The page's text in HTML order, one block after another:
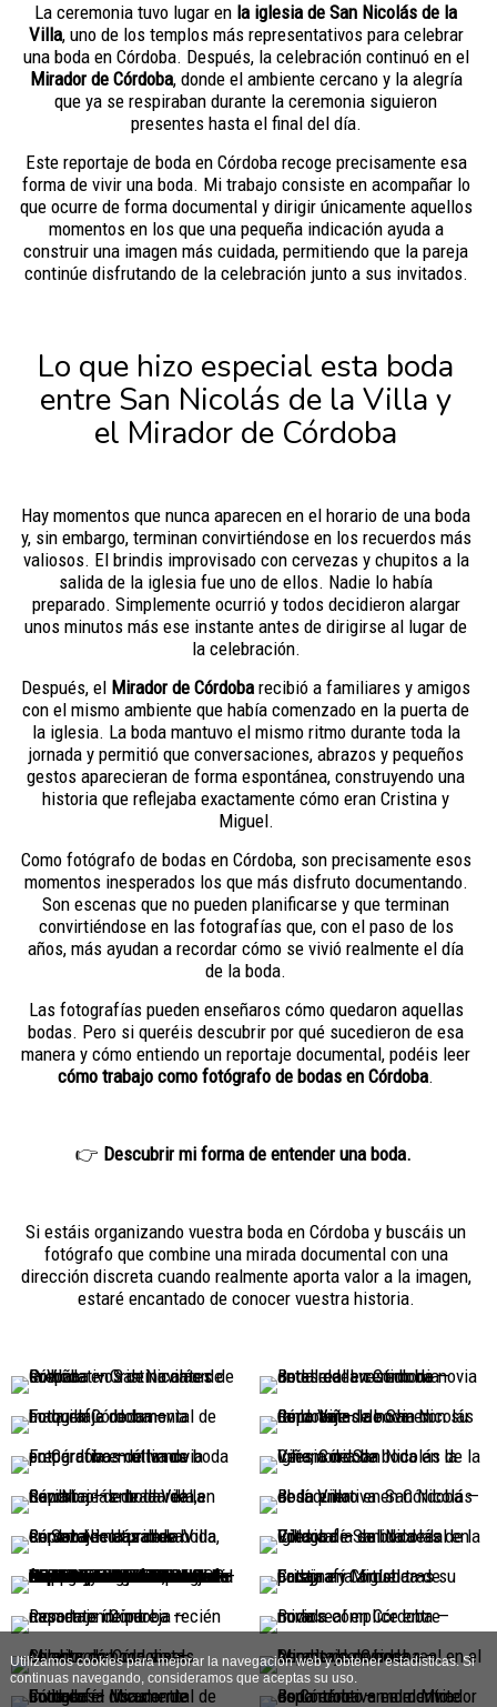
La ceremonia tuvo lugar en la iglesia de San Nicolás de la
Villa, uno de los templos más representativos para celebrar
una boda en Córdoba. Después, la celebración continuó en el
Mirador de Córdoba, donde el ambiente cercano y la alegría
que ya se respiraban durante la ceremonia siguieron
presentes hasta el final del día.
Este reportaje de boda en Córdoba recoge precisamente esa
forma de vivir una boda. Mi trabajo consiste en acompañar lo
que ocurre de forma documental y dirigir únicamente aquellos
momentos en los que una pequeña indicación ayuda a
construir una imagen más cuidada, permitiendo que la pareja
continúe disfrutando de la celebración junto a sus invitados.
Lo que hizo especial esta boda
entre San Nicolás de la Villa y
el Mirador de Córdoba
Hay momentos que nunca aparecen en el horario de una boda
y, sin embargo, terminan convirtiéndose en los recuerdos más
valiosos. El brindis improvisado con cervezas y chupitos a la
salida de la iglesia fue uno de ellos. Nadie lo había
preparado. Simplemente ocurrió y todos decidieron alargar
unos minutos más ese instante antes de dirigirse al lugar de
la celebración.
Después, el Mirador de Córdoba recibió a familiares y amigos
con el mismo ambiente que había comenzado en la puerta de
la iglesia. La boda mantuvo el mismo ritmo durante toda la
jornada y permitió que conversaciones, abrazos y pequeños
gestos aparecieran de forma espontánea, construyendo una
historia que reflejaba exactamente cómo eran Cristina y
Miguel.
Como fotógrafo de bodas en Córdoba, son precisamente esos
momentos inesperados los que más disfruto documentando.
Son escenas que no pueden planificarse y que terminan
convirtiéndose en las fotografías que, con el paso de los
años, más ayudan a recordar cómo se vivió realmente el día
de la boda.
Las fotografías pueden enseñaros cómo quedaron aquellas
bodas. Pero si queréis descubrir por qué sucedieron de esa
manera y cómo entiendo un reportaje documental, podéis leer
cómo trabajo como fotógrafo de bodas en Córdoba.
👉 Descubrir mi forma de entender una boda.
Si estáis organizando vuestra boda en Córdoba y buscáis un
fotógrafo que combine una mirada documental con una
dirección discreta cuando realmente aporta valor a la imagen,
estaré encantado de conocer vuestra historia.
Utilizamos cookies para mejorar la navegación web y obtener estadísticas. Si
continuas navegando, consideramos que aceptas su uso.